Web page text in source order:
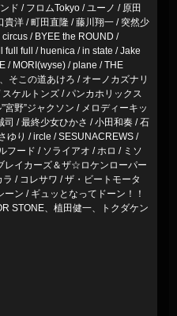
ド / フロムTokyo / ユーノ / 原田
洋 / 町田直隆 / 藤川翔一 / 突然少
/ BYEE the ROUND /
full / huenica / in state / Jake
/ MORI(wyse) / plane / THE
そこの道あけろ / オーノカズナリ
ケルトンズ / パンカホリックス
野”ジャクソン / メロディーキッ
/ 最終少女ひかさ / 小田和奏 / 石
ゆり / ircle / SESUNACREWS /
フード / ソライアオ / ホロ / ミソ
レイカーズ＆ザ☆ロケンローパー
/ コレサワ / ザ・ビートモータ
ン / ギュッとなってドーン！！
STONE、植田健一、トクダケン